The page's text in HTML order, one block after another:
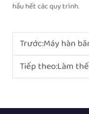
hầu hết các quy trình.
Trước:Máy hàn băng đứng so
Tiếp theo:Làm thế nào